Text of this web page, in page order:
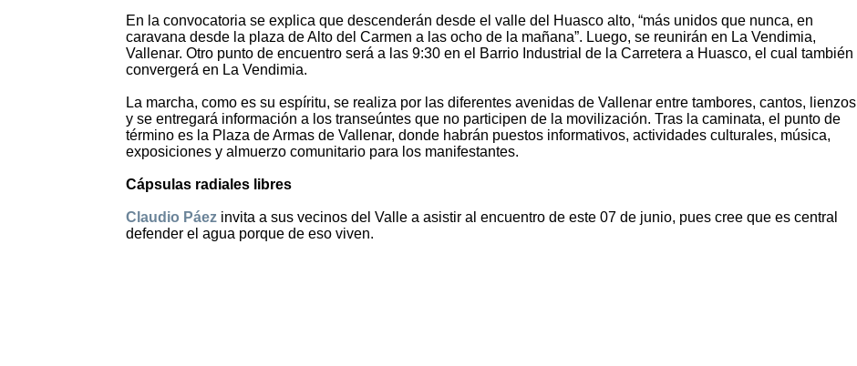
En la convocatoria se explica que descenderán desde el valle del Huasco alto, “más unidos que nunca, en
caravana desde la plaza de Alto del Carmen a las ocho de la mañana”. Luego, se reunirán en La Vendimia,
Vallenar. Otro punto de encuentro será a las 9:30 en el Barrio Industrial de la Carretera a Huasco, el cual también
convergerá en La Vendimia.
La marcha, como es su espíritu, se realiza por las diferentes avenidas de Vallenar entre tambores, cantos, lienzos
y se entregará información a los transeúntes que no participen de la movilización. Tras la caminata, el punto de
término es la Plaza de Armas de Vallenar, donde habrán puestos informativos, actividades culturales, música,
exposiciones y almuerzo comunitario para los manifestantes.
Cápsulas radiales libres
Claudio Páez invita a sus vecinos del Valle a asistir al encuentro de este 07 de junio, pues cree que es central
defender el agua porque de eso viven.